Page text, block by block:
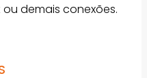
demais conexões.